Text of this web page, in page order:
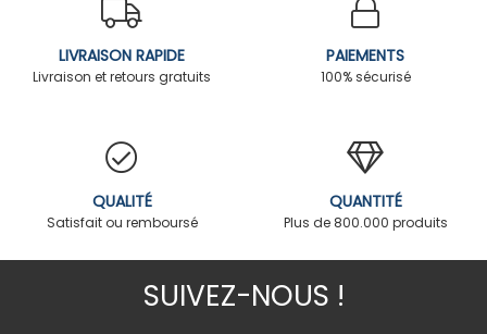
LIVRAISON RAPIDE
Livraison et retours gratuits
PAIEMENTS
100% sécurisé
QUALITÉ
Satisfait ou remboursé
QUANTITÉ
Plus de 800.000 produits
SUIVEZ-NOUS !